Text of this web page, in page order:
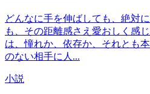
どんなに手を伸ばしても、絶対
も、その距離感さえ愛おしく感
は、憧れか、依存か、それとも
のない相手に人...
小説